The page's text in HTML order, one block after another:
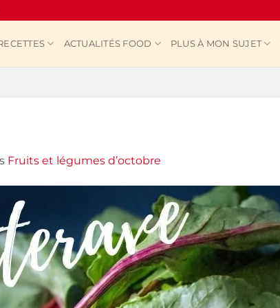
ACTUALITÉS FOOD PLUS À MON SUJET
Fruits et légumes d’octobre